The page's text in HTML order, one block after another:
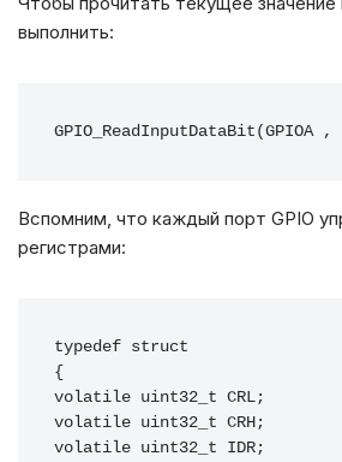
выполнить:
GPIO_ReadInputDataBit(GPIOA ,
Вспомним, что каждый порт GPIO
регистрами:
typedef struct
{
volatile uint32_t CRL;
volatile uint32_t CRH;
volatile uint32_t IDR;